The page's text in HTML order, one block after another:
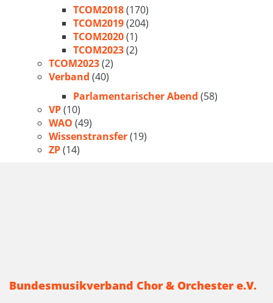
TCOM2018(170)
TCOM2019(204)
TCOM2020(1)
TCOM2023(2)
TCOM2023(2)
Verband (40)
Parlamentarischer Abend (58)
VP(10)
WAO (49)
Wissenstransfer(19)
ZP(14)
Bundesmusikverband Chor & Orchester e.V.